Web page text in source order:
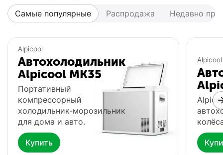
Самые популярные Распродажа Недавно
Популярный
Автохолодильник
Популярный
Alpicool
Автохолодильник
Alpicool MK35
Портативный
компрессорный
холодильник-морозильник
для дома и авто.
Купить
Alpicool